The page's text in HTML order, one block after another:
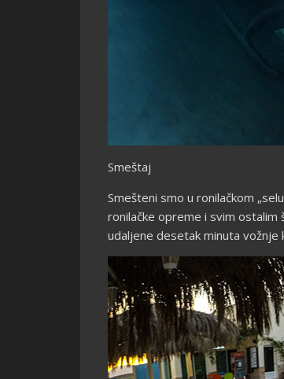
Smeštaj
Smešteni smo u ronilačkom
ronilačke opreme i svim ostalim
udaljene desetak minuta vožnje